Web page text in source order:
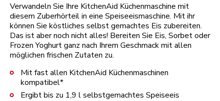
Verwandeln Sie Ihre KitchenAid Küchenmaschine mit
diesem Zuberhörteil in eine Speiseeismaschine. Mit ihr
können Sie köstliches selbst gemachtes Eis zubereiten.
Das ist aber noch nicht alles! Bereiten Sie Eis, Sorbet oder
Frozen Yoghurt ganz nach Ihrem Geschmack mit allen
möglichen frischen Zutaten zu.
Mit fast allen KitchenAid Küchenmaschinen
kompatibel*
Ergibt bis zu 1,9 l selbstgemachtes Speiseeis